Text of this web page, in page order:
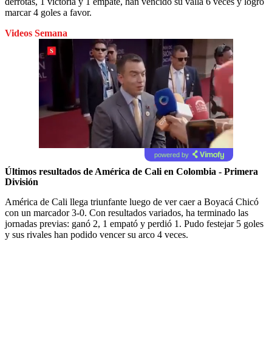
marcar 4 goles a favor.
Videos Semana
powered by
Últimos resultados de América de Cali en Colombia - Primera
División
América de Cali llega triunfante luego de ver caer a Boyacá Chicó
con un marcador 3-0. Con resultados variados, ha terminado las
jornadas previas: ganó 2, 1 empató y perdió 1. Pudo festejar 5 goles
y sus rivales han podido vencer su arco 4 veces.